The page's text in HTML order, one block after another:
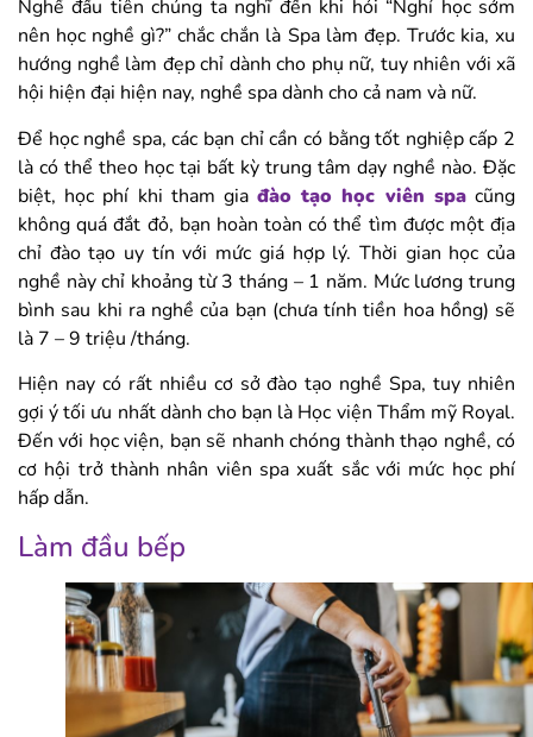
Nghề đầu tiên chúng ta nghĩ đến khi hỏi “Nghỉ học sớm
nên học nghề gì?” chắc chắn là Spa làm đẹp. Trước kia, xu
hướng nghề làm đẹp chỉ dành cho phụ nữ, tuy nhiên với xã
hội hiện đại hiện nay, nghề spa dành cho cả nam và nữ.
Để học nghề spa, các bạn chỉ cần có bằng tốt nghiệp cấp 2
là có thể theo học tại bất kỳ trung tâm dạy nghề nào. Đặc
biệt, học phí khi tham giađào tạo học viên spacũng
không quá đắt đỏ, bạn hoàn toàn có thể tìm được một địa
chỉ đào tạo uy tín với mức giá hợp lý. Thời gian học của
nghề này chỉ khoảng từ 3 tháng – 1 năm. Mức lương trung
bình sau khi ra nghề của bạn (chưa tính tiền hoa hồng) sẽ
là 7 – 9 triệu /tháng.
Hiện nay có rất nhiều cơ sở đào tạo nghề Spa, tuy nhiên
gợi ý tối ưu nhất dành cho bạn là Học viện Thẩm mỹ Royal.
Đến với học viện, bạn sẽ nhanh chóng thành thạo nghề, có
cơ hội trở thành nhân viên spa xuất sắc với mức học phí
hấp dẫn.
Làm đầu bếp